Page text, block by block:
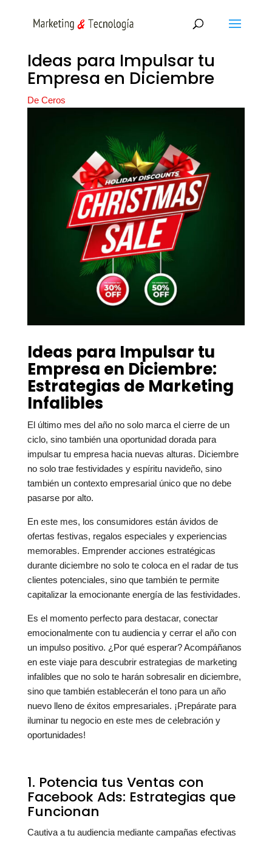
Ideas para Impulsar tu
Empresa en Diciembre
De Ceros
Ideas para Impulsar tu
Empresa en Diciembre:
Estrategias de Marketing
Infalibles
El último mes del año no solo marca el cierre de un
ciclo, sino también una oportunidad dorada para
impulsar tu empresa hacia nuevas alturas. Diciembre
no solo trae festividades y espíritu navideño, sino
también un contexto empresarial único que no debe
pasarse por alto.
En este mes, los consumidores están ávidos de
ofertas festivas, regalos especiales y experiencias
memorables. Emprender acciones estratégicas
durante diciembre no solo te coloca en el radar de tus
clientes potenciales, sino que también te permite
capitalizar la emocionante energía de las festividades.
Es el momento perfecto para destacar, conectar
emocionalmente con tu audiencia y cerrar el año con
un impulso positivo. ¿Por qué esperar? Acompáñanos
en este viaje para descubrir estrategias de marketing
infalibles que no solo te harán sobresalir en diciembre,
sino que también establecerán el tono para un año
nuevo lleno de éxitos empresariales. ¡Prepárate para
iluminar tu negocio en este mes de celebración y
oportunidades!
1. Potencia tus Ventas con
Facebook Ads: Estrategias que
Funcionan
Cautiva a tu audiencia mediante campañas efectivas